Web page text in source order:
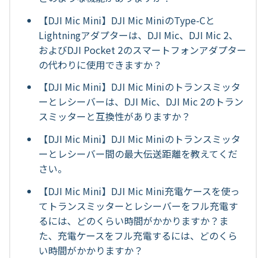
【DJI Mic Mini】DJI Mic MiniのType-Cと
Lightningアダプターは、DJI Mic、DJI Mic 2、
およびDJI Pocket 2のスマートフォンアダプター
の代わりに使用できますか？
【DJI Mic Mini】DJI Mic Miniのトランスミッタ
ーとレシーバーは、DJI Mic、DJI Mic 2のトラン
スミッターと互換性がありますか？
【DJI Mic Mini】DJI Mic Miniのトランスミッタ
ーとレシーバー間の最大伝送距離を教えてくだ
さい。
【DJI Mic Mini】DJI Mic Mini充電ケースを使っ
てトランスミッターとレシーバーをフル充電す
るには、どのくらい時間がかかりますか？ま
た、充電ケースをフル充電するには、どのくら
い時間がかかりますか？